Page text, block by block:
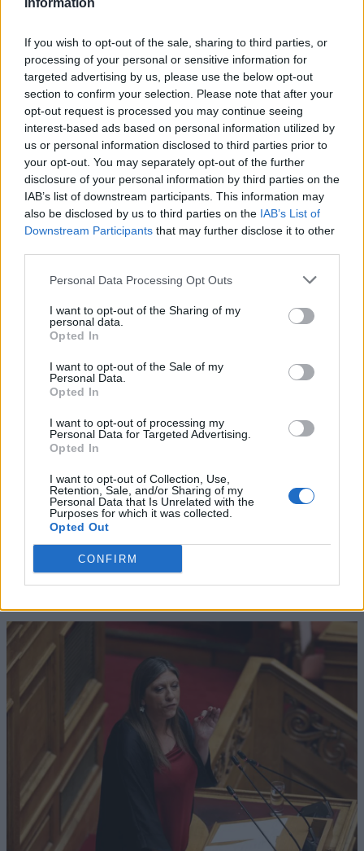
Information
If you wish to opt-out of the sale, sharing to third parties, or
processing of your personal or sensitive information for
targeted advertising by us, please use the below opt-out
section to confirm your selection. Please note that after your
opt-out request is processed you may continue seeing
interest-based ads based on personal information utilized by
us or personal information disclosed to third parties prior to
your opt-out. You may separately opt-out of the further
disclosure of your personal information by third parties on the
IAB’s list of downstream participants. This information may
also be disclosed by us to third parties on the IAB’s List of
Downstream Participants that may further disclose it to other
Personal Data Processing Opt Outs
I want to opt-out of the Sharing of my
personal data.
Opted In
I want to opt-out of the Sale of my
Personal Data.
Opted In
I want to opt-out of processing my
Personal Data for Targeted Advertising.
Opted In
I want to opt-out of Collection, Use,
Retention, Sale, and/or Sharing of my
Personal Data that Is Unrelated with the
Purposes for which it was collected.
Opted Out
CONFIRM